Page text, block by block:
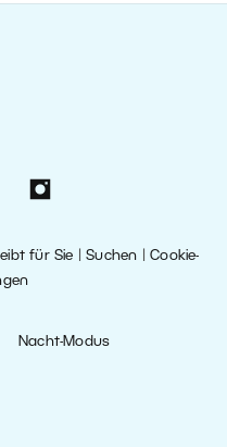
für Sie |Suchen |Cookie-
Nacht-Modus